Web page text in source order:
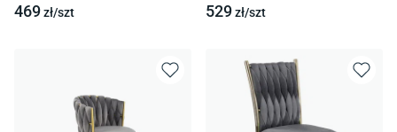
469zł/szt 529zł/szt